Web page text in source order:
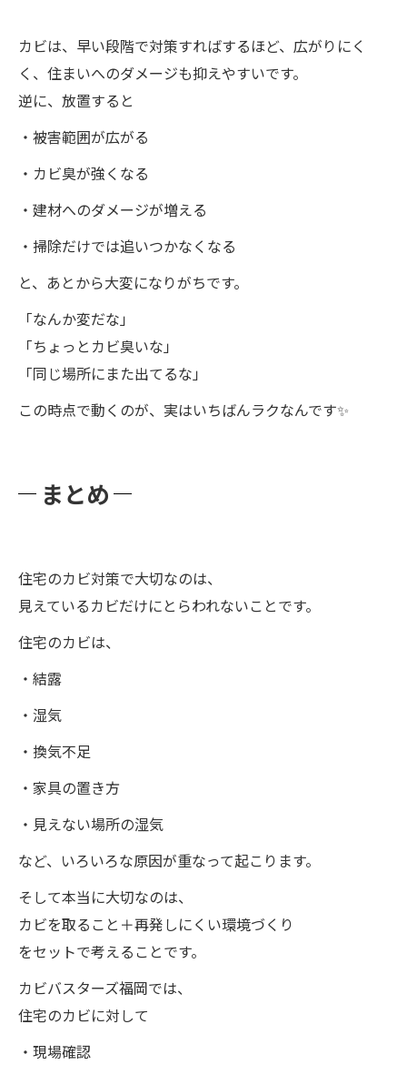
カビは、早い段階で対策すればするほど、広がりにく
く、住まいへのダメージも抑えやすいです。
逆に、放置すると
・被害範囲が広がる
・カビ臭が強くなる
・建材へのダメージが増える
・掃除だけでは追いつかなくなる
と、あとから大変になりがちです。
「なんか変だな」
「ちょっとカビ臭いな」
「同じ場所にまた出てるな」
この時点で動くのが、実はいちばんラクなんです✨
まとめ
住宅のカビ対策で大切なのは、
見えているカビだけにとらわれないことです。
住宅のカビは、
・結露
・湿気
・換気不足
・家具の置き方
・見えない場所の湿気
など、いろいろな原因が重なって起こります。
そして本当に大切なのは、
カビを取ること＋再発しにくい環境づくり
をセットで考えることです。
カビバスターズ福岡では、
住宅のカビに対して
・現場確認